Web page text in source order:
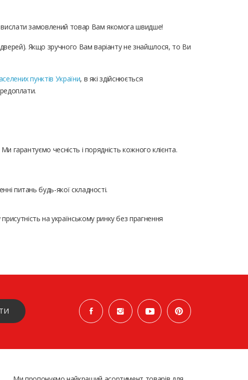
вислати замовлений товар Вам якомога швидше!
Якщо зручного Вам варіанту не знайшлося, то Ви
пунктів України, в які здійснюється
гарантуємо чесність і порядність кожного клієнта.
питань будь-якої складності.
на українському ринку без прагнення